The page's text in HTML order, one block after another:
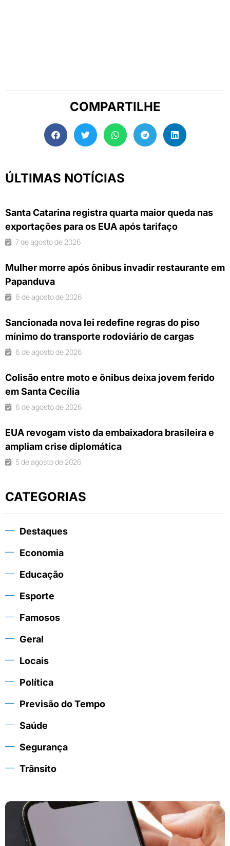
COMPARTILHE
ÚLTIMAS NOTÍCIAS
Santa Catarina registra quarta maior queda nas
exportações para os EUA após tarifaço
7 de agosto de 2026
Mulher morre após ônibus invadir restaurante em
Papanduva
6 de agosto de 2026
Sancionada nova lei redefine regras do piso
mínimo do transporte rodoviário de cargas
6 de agosto de 2026
Colisão entre moto e ônibus deixa jovem ferido
em Santa Cecília
6 de agosto de 2026
EUA revogam visto da embaixadora brasileira e
ampliam crise diplomática
5 de agosto de 2026
CATEGORIAS
Destaques
Economia
Educação
Esporte
Famosos
Geral
Locais
Política
Previsão do Tempo
Saúde
Segurança
Trânsito